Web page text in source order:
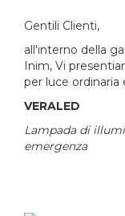
Gentili Clienti,
all'interno della
Inim, Vi
per luce ordinaria
VERALED
Lampada di
emergenza